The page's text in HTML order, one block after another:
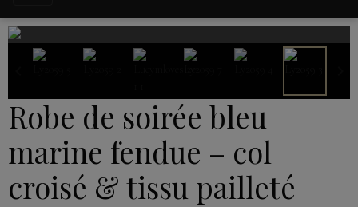
Robe de soirée bleu
marine fendue – col
croisé & tissu pailleté